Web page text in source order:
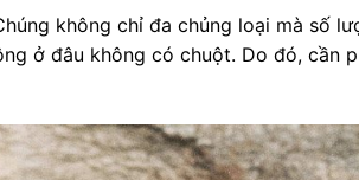
không chỉ đa chủng loại mà số
ở đâu không có chuột. Do đó, cần